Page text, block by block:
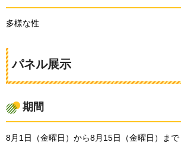
多様な性
パネル展示
期間
8月1日（金曜日）から8月15日（金曜日）まで